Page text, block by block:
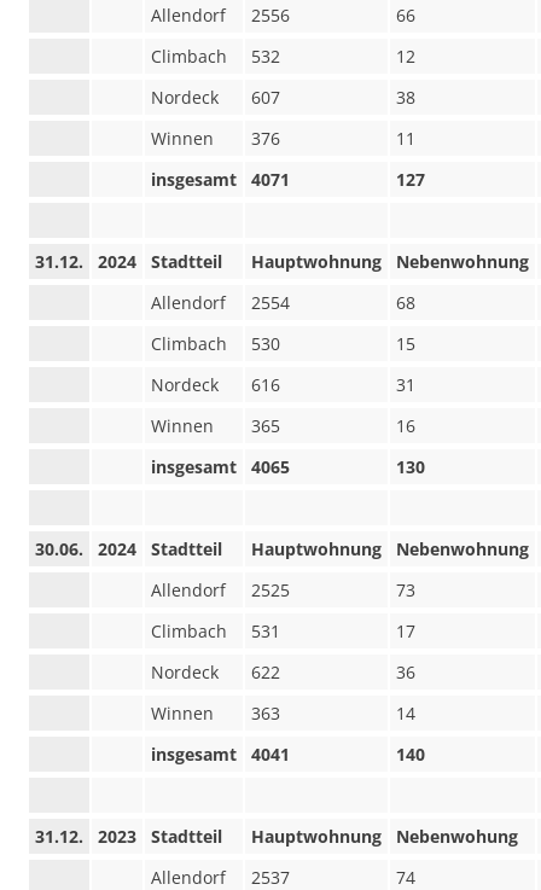
Allendorf 2556
66
Climbach
532
12
Nordeck
607
38
Winnen
376
11
insgesamt
4071 127
31.12. 2024 Stadtteil Hauptwohnung
Nebenwohnung
Allendorf
2554
68
Climbach
530
15
Nordeck
616
31
Winnen
365
16
insgesamt
4065 130
30.06. 2024 Stadtteil Hauptwohnung
Nebenwohnung
Allendorf
2525
73
Climbach
531
17
Nordeck
622
36
Winnen
363
14
insgesamt
4041 140
31.12. 2023 Stadtteil Hauptwohnung
Nebenwohung
Allendorf
2537
74